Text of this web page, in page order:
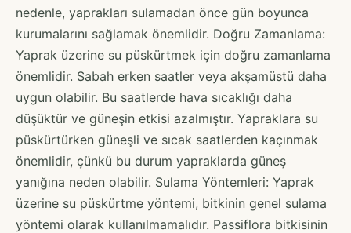
nedenle, yaprakları sulamadan önce gün boyunca
kurumalarını sağlamak önemlidir. Doğru Zamanlama:
Yaprak üzerine su püskürtmek için doğru zamanlama
önemlidir. Sabah erken saatler veya akşamüstü daha
uygun olabilir. Bu saatlerde hava sıcaklığı daha
düşüktür ve güneşin etkisi azalmıştır. Yapraklara su
püskürtürken güneşli ve sıcak saatlerden kaçınmak
önemlidir, çünkü bu durum yapraklarda güneş
yanığına neden olabilir. Sulama Yöntemleri: Yaprak
üzerine su püskürtme yöntemi, bitkinin genel sulama
yöntemi olarak kullanılmamalıdır. Passiflora bitkisinin